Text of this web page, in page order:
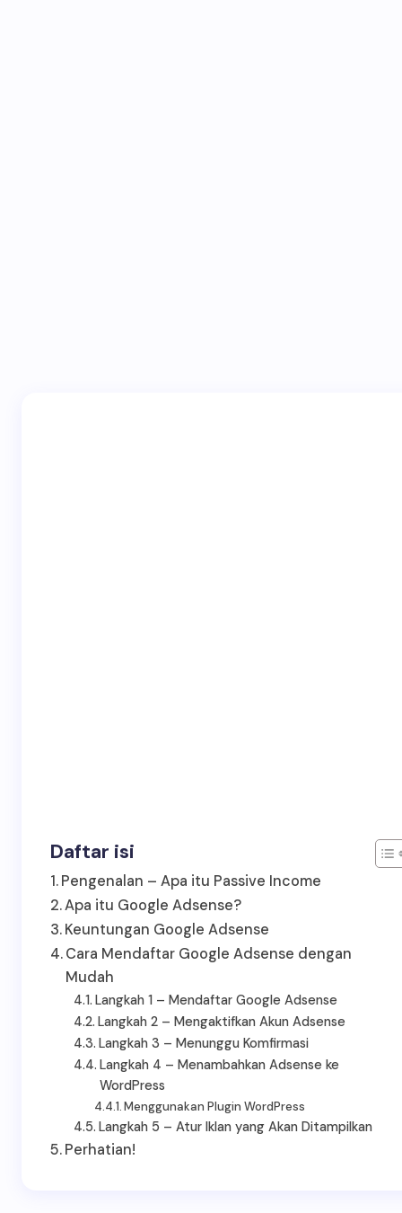
Daftar isi
Pengenalan – Apa itu Passive Income
Apa itu Google Adsense?
Keuntungan Google Adsense
Cara Mendaftar Google Adsense dengan
Mudah
Langkah 1 – Mendaftar Google Adsense
Langkah 2 – Mengaktifkan Akun Adsense
Langkah 3 – Menunggu Komfirmasi
Langkah 4 – Menambahkan Adsense ke
WordPress
Menggunakan Plugin WordPress
Langkah 5 – Atur Iklan yang Akan Ditampilkan
Perhatian!